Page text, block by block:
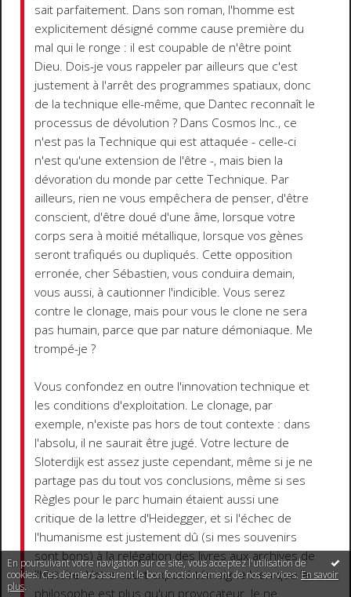
En poursuivant votre navigation sur ce site, vous acceptez l'utilisation de
cookies. Ces derniers assurent le bon fonctionnement de nos services. En savoir
plus.
sait parfaitement. Dans son roman, l'homme est
explicitement désigné comme cause première du
mal qui le ronge : il est coupable de n'être point
Dieu. Dois-je vous rappeler par ailleurs que c'est
justement à l'arrêt des programmes spatiaux, donc
de la technique elle-même, que Dantec reconnaît le
processus de dévolution ? Dans Cosmos Inc., ce
n'est pas la Technique qui est attaquée - celle-ci
n'est qu'une extension de l'être -, mais bien la
dévoration du monde par cette Technique. Par
ailleurs, rien ne vous empêchera de penser, d'être
conscient, d'être doué d'une âme, lorsque votre
corps sera à moitié métallique, lorsque vos gènes
seront trafiqués ou dupliqués. Cette opposition
erronée, cher Sébastien, vous conduira demain,
vous aussi, à cautionner l'indicible. Vous serez
contre le clonage, mais pour vous le clone ne sera
pas humain, parce que par nature démoniaque. Me
trompé-je ?
Vous confondez en outre l'innovation technique et
les conditions d'exploitation. Le clonage, par
exemple, n'existe pas hors de tout contexte : dans
l'absolu, il ne saurait être jugé. Votre lecture de
Sloterdijk est assez juste cependant, même si je ne
partage pas du tout vos conclusions, même si ses
Règles pour le parc humain étaient aussi une
critique de la lettre d'Heidegger, et si l'échec de
l'humanisme est justement dû (si mes souvenirs
sont bons) à la relégation des livres aux archives de
l'histoire. Votre court exposé témoigne bien que le
philosophe est plus qu'un provocateur. Je ne